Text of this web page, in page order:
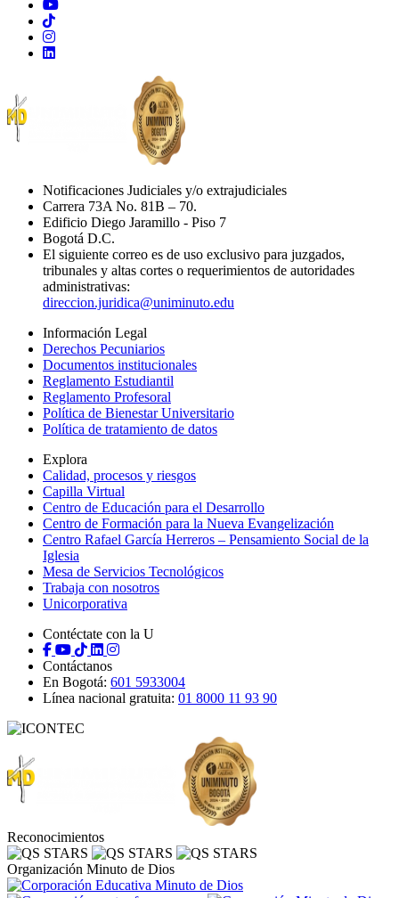
Notificaciones Judiciales y/o extrajudiciales
Carrera 73A No. 81B – 70.
Edificio Diego Jaramillo - Piso 7
Bogotá D.C.
El siguiente correo es de uso exclusivo para juzgados,
tribunales y altas cortes o requerimientos de autoridades
administrativas:
direccion.juridica@uniminuto.edu
Información Legal
Derechos Pecuniarios
Documentos institucionales
Reglamento Estudiantil
Reglamento Profesoral
Política de Bienestar Universitario
Política de tratamiento de datos
Explora
Calidad, procesos y riesgos
Capilla Virtual
Centro de Educación para el Desarrollo
Centro de Formación para la Nueva Evangelización
Centro Rafael García Herreros – Pensamiento Social de la
Iglesia
Mesa de Servicios Tecnológicos
Trabaja con nosotros
Unicorporativa
Contéctate con la U
Contáctanos
En Bogotá: 601 5933004
Línea nacional gratuita: 01 8000 11 93 90
Reconocimientos
Organización Minuto de Dios